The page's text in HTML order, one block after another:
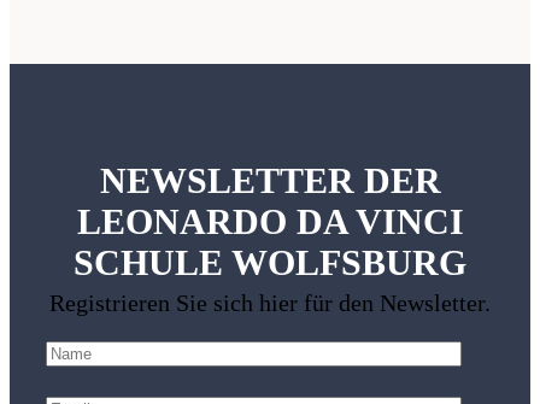
NEWSLETTER DER
LEONARDO DA VINCI
SCHULE WOLFSBURG
Registrieren Sie sich hier für den Newsletter.